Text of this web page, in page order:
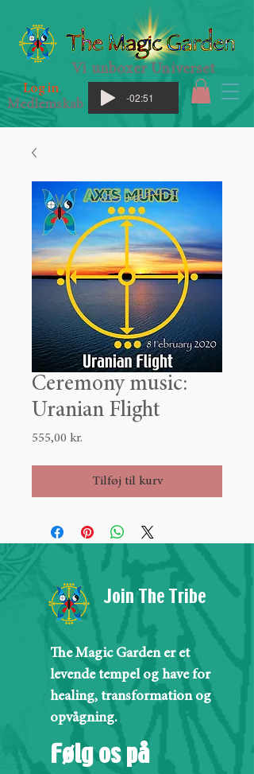
Vi unboxer Universet
Log in
Medlemskab
-02:51
Ceremony music:
Uranian Flight
555,00 kr.
Tilføj til kurv
Join The Tribe
The Magic Garden er et
levende tempel og have for
healing, transformation og
opvågning.
Følg os på